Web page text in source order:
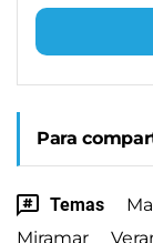
Para
Temas
Miramar